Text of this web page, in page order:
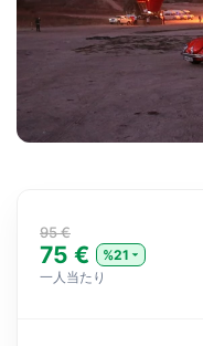
95 €
75 €
%21
一人当たり